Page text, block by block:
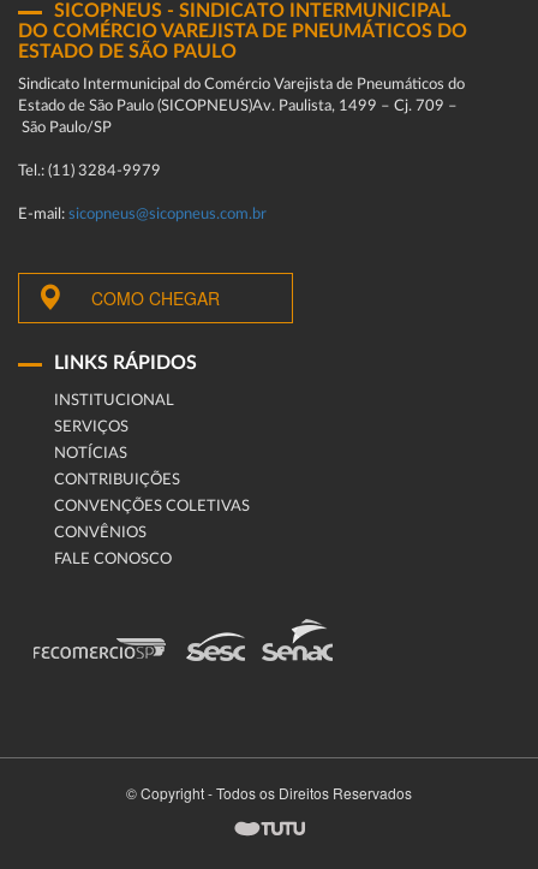
SICOPNEUS - SINDICATO INTERMUNICIPAL
DO COMÉRCIO VAREJISTA DE PNEUMÁTICOS DO
ESTADO DE SÃO PAULO
Sindicato Intermunicipal do Comércio Varejista de Pneumáticos do
Estado de São Paulo (SICOPNEUS)Av. Paulista, 1499 – Cj. 709 –
São Paulo/SP
Tel.: (11) 3284-9979
E-mail: sicopneus@sicopneus.com.br
COMO CHEGAR
LINKS RÁPIDOS
INSTITUCIONAL
SERVIÇOS
NOTÍCIAS
CONTRIBUIÇÕES
CONVENÇÕES COLETIVAS
CONVÊNIOS
FALE CONOSCO
© Copyright - Todos os Direitos Reservados